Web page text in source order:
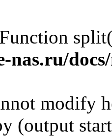
nas.ru/
modify
(output